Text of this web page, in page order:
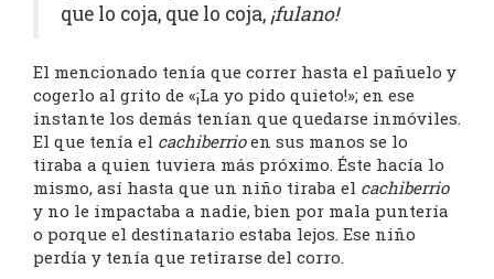
que lo coja, que lo coja, ¡fulano!
El mencionado tenía que correr hasta el pañuelo y
cogerlo al grito de «¡La yo pido quieto!»; en ese
instante los demás tenían que quedarse inmóviles.
El que tenía el cachiberrioen sus manos se lo
tiraba a quien tuviera más próximo. Éste hacía lo
mismo, así hasta que un niño tiraba el cachiberrio
y no le impactaba a nadie, bien por mala puntería
o porque el destinatario estaba lejos. Ese niño
perdía y tenía que retirarse del corro.